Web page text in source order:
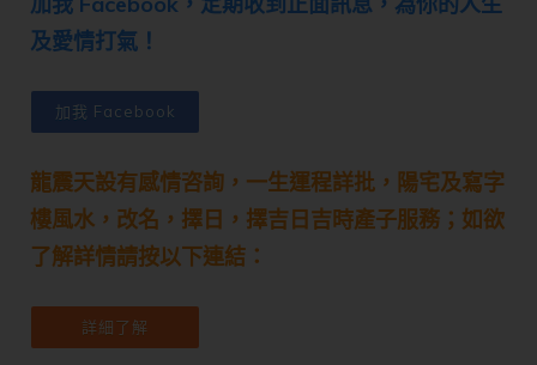
及愛情打氣！
加我 Facebook
龍震天設有感情咨詢，一生運程詳批，陽宅及寫字
樓風水，改名，擇日，擇吉日吉時產子服務；如欲
了解詳情請按以下連結：
詳細了解